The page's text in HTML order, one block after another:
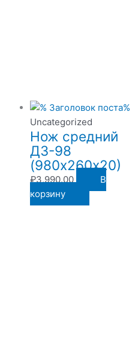
Uncategorized
Нож средний
ДЗ-98
(980х260х20)
₽3,990.00
В
корзину